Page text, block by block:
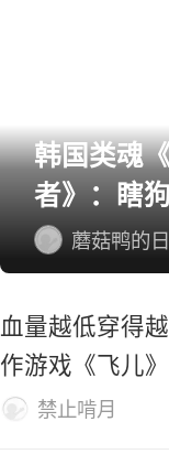
韩国类魂
者》：瞎
怎么个事
蘑菇鸭的
血量越低穿得
作游戏《飞儿
衣” 禁止啃月